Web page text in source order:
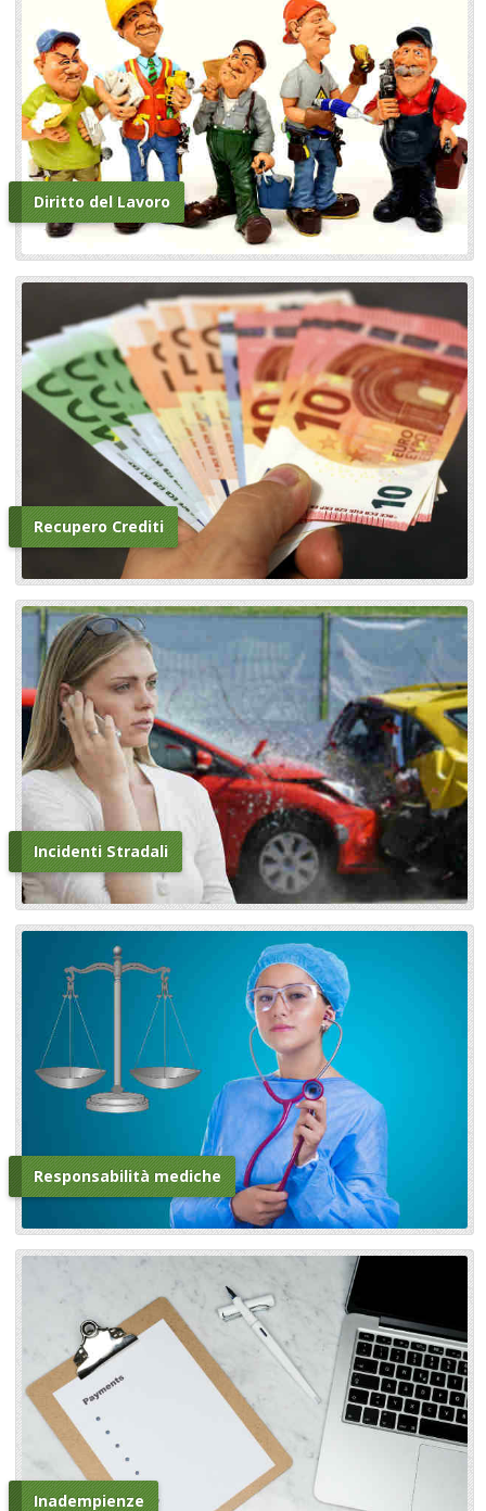
Diritto del Lavoro
Recupero Crediti
Incidenti Stradali
Responsabilità mediche
Inadempienze